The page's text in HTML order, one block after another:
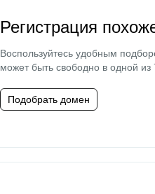
Регистрация
Воспользуйтесь удобным
может быть свободно в одной из
Подобрать домен